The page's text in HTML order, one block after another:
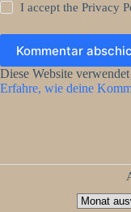
I accept thePrivacy
Kommentar
Diese Website
Erfahre, wie deine